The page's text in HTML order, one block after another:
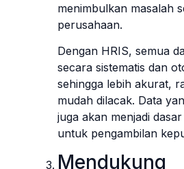
menimbulkan masalah
perusahaan.
Dengan HRIS, semua
secara sistematis dan
sehingga lebih akurat,
mudah dilacak. Data
juga akan menjadi
untuk pengambilan
Mendukung